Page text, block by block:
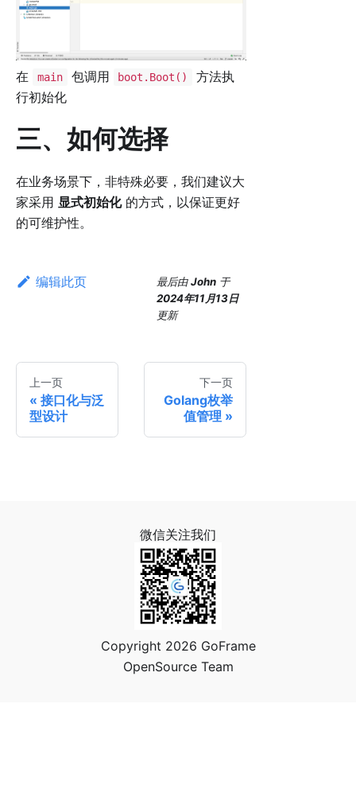
在 main 包调用 boot.Boot()
方法执
行初始化
三、如何选择
在业务场景下，非特殊必要，我们建议大
家采用 显式初始化的方式，以保证更好
的可维护性。
编辑此页 最后由John 于
2024年11月13日
更新
上一页
接口化与泛
型设计
下一页
Golang枚举
值管理
微信关注我们
Copyright 2026 GoFrame
OpenSource Team